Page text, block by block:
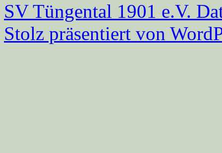
SV Tüngental 1901 e.V.
Stolz präsentiert von